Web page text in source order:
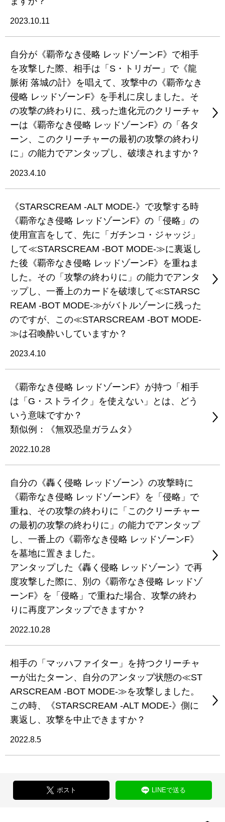
2023.10.11
自分が《覇帝なき侵略 レッドゾーンF》で相手
を攻撃した際、相手は「S・トリガー」で《龍
脈術 落城の計》を唱えて、攻撃中の《覇帝なき
侵略 レッドゾーンF》を手札に戻しました。そ
の攻撃の終わりに、残った進化元のクリーチャ
ーは《覇帝なき侵略 レッドゾーンF》の「各タ
ーン、このクリーチャーの最初の攻撃の終わり
に」の能力でアンタップし、破壊されますか？
2023.4.10
《STARSCREAM -ALT MODE-》で攻撃する時
《覇帝なき侵略 レッドゾーンF》の「侵略」の
使用宣言をして、先に「ガチンコ・ジャッジ」
して≪STARSCREAM -BOT MODE-≫に裏返し
た後《覇帝なき侵略 レッドゾーンF》を重ねま
した。その「攻撃の終わりに」の能力でアンタ
ップし、一番上のカードを破壊して≪STARSC
REAM -BOT MODE-≫がバトルゾーンに残った
のですが、この≪STARSCREAM -BOT MODE-
≫は召喚酔いしていますか？
2023.4.10
《覇帝なき侵略 レッドゾーンF》が持つ「相手
は「G・ストライク」を使えない」とは、どう
いう意味ですか？
類似例：《無双恐皇ガラムタ》
2022.10.28
自分の《轟く侵略 レッドゾーン》の攻撃時に
《覇帝なき侵略 レッドゾーンF》を「侵略」で
重ね、その攻撃の終わりに「このクリーチャー
の最初の攻撃の終わりに」の能力でアンタップ
し、一番上の《覇帝なき侵略 レッドゾーンF》
を墓地に置きました。
アンタップした《轟く侵略 レッドゾーン》で再
度攻撃した際に、別の《覇帝なき侵略 レッドゾ
ーンF》を「侵略」で重ねた場合、攻撃の終わ
りに再度アンタップできますか？
2022.10.28
相手の「マッハファイター」を持つクリーチャ
ーが出たターン、自分のアンタップ状態の≪ST
ARSCREAM -BOT MODE-≫を攻撃しました。
この時、《STARSCREAM -ALT MODE-》側に
裏返し、攻撃を中止できますか？
2022.8.5
ポスト LINEで送る